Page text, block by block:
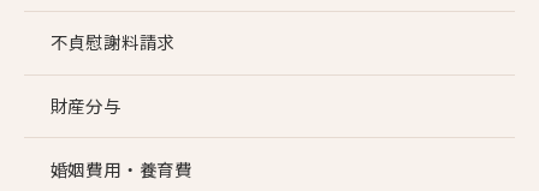
不貞慰謝料請求
財産分与
婚姻費用・養育費